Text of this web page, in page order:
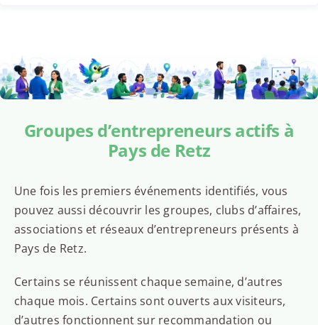
Groupes d’entrepreneurs actifs à
Pays de Retz
Une fois les premiers événements identifiés, vous
pouvez aussi découvrir les groupes, clubs d’affaires,
associations et réseaux d’entrepreneurs présents à
Pays de Retz.
Certains se réunissent chaque semaine, d’autres
chaque mois. Certains sont ouverts aux visiteurs,
d’autres fonctionnent sur recommandation ou